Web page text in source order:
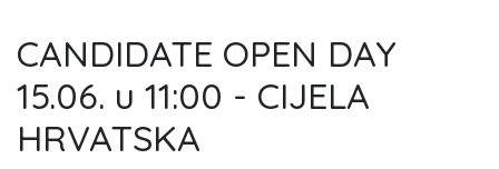
CANDIDATE OPEN DAY
15.06. u 11:00 - CIJELA
HRVATSKA